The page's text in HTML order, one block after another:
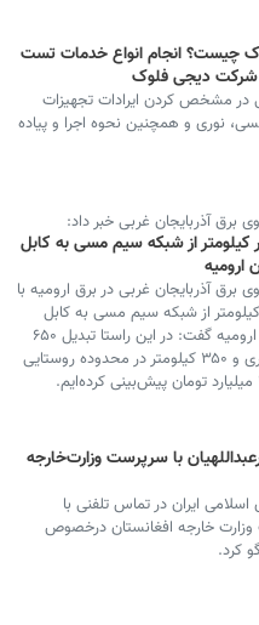
چیست؟ انجام انواع خدمات تست
شرکت دیجی فلوک
مشخص کردن ایرادات تجهیزات
نوری و همچنین نحوه اجرا و پیاده
برق آذربایجان غربی خبر داد:
کیلومتر از شبکه سیم مسی به کابل
ارومیه
برق آذربایجان غربی در برق ارومیه با
از شبکه سیم مسی به کابل
خودنگهدار در شهرستان ارومیه گفت: در این راستا تبدیل ۶۵۰
کیلومتر در محدوده شهری و ۳۵۰ کیلومتر در محدوده روستایی
با سرپرست وزارت‌خارجه
ایران در تماس تلفنی با
خارجه افغانستان درخصوص
کرد.